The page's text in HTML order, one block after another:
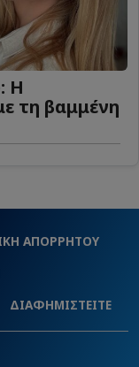
Η
τη βαμμένη
ΑΠΟΡΡΗΤΟΥ
ΔΙΑΦΗΜΙΣΤΕΙΤΕ